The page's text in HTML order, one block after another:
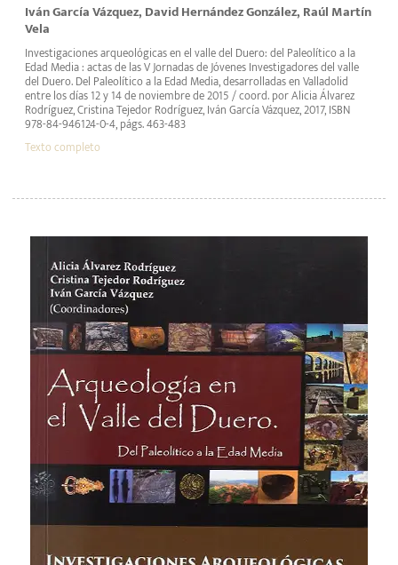
Iván García Vázquez, David Hernández González, Raúl Martín
Vela
Investigaciones arqueológicas en el valle del Duero: del Paleolítico a la
Edad Media : actas de las V Jornadas de Jóvenes Investigadores del valle
del Duero. Del Paleolítico a la Edad Media, desarrolladas en Valladolid
entre los días 12 y 14 de noviembre de 2015 / coord. por Alicia Álvarez
Rodríguez, Cristina Tejedor Rodríguez, Iván García Vázquez, 2017, ISBN
978-84-946124-0-4, págs. 463-483
Texto completo